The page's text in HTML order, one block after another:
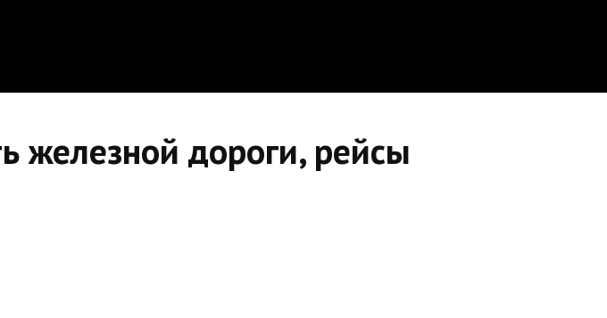
железной дороги, рейсы